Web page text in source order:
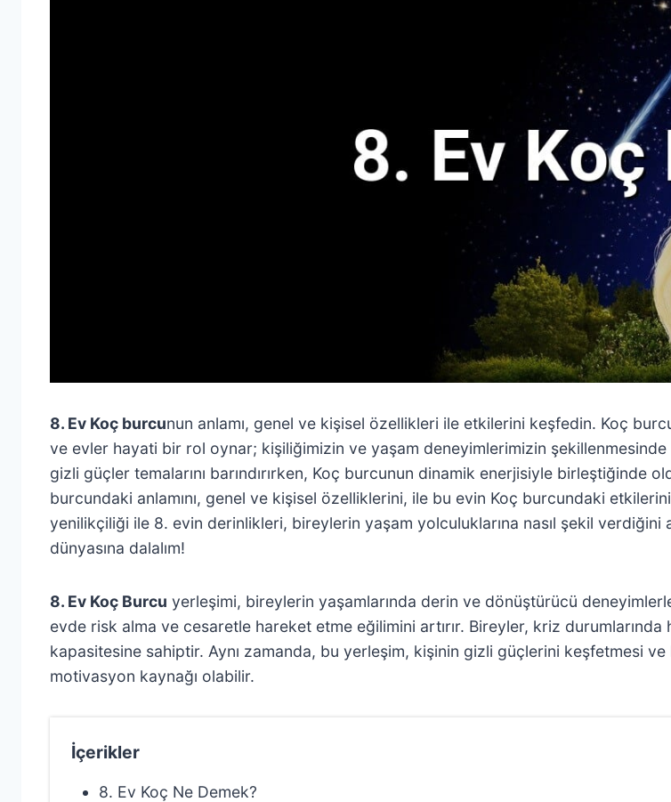
8. Ev Koç burcunun anlamı, genel ve kişisel özellikleri ile etkilerini keşfedin. Koç
ve evler hayati bir rol oynar; kişiliğimizin ve yaşam deneyimlerimizin
gizli güçler temalarını barındırırken, Koç burcunun dinamik enerjisiyle birleştiğinde
burcundaki anlamını, genel ve kişisel özelliklerini, ile bu evin Koç burcundaki
yenilikçiliği ile 8. evin derinlikleri, bireylerin yaşam yolculuklarına nasıl şekil verdiğini
dünyasına dalalım!
8. Ev Koç Burcu yerleşimi, bireylerin yaşamlarında derin ve dönüştürücü deneyimlerle
evde risk alma ve cesaretle hareket etme eğilimini artırır. Bireyler, kriz
kapasitesine sahiptir. Aynı zamanda, bu yerleşim, kişinin gizli güçlerini keşfetmesi
motivasyon kaynağı olabilir.
İçerikler
8. Ev Koç Ne Demek?